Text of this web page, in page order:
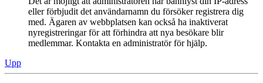
eller förbjudit det användarnamn du försöker registrera dig
med. Ägaren av webbplatsen kan också ha inaktiverat
nyregistreringar för att förhindra att nya besökare blir
medlemmar. Kontakta en administratör för hjälp.
Upp